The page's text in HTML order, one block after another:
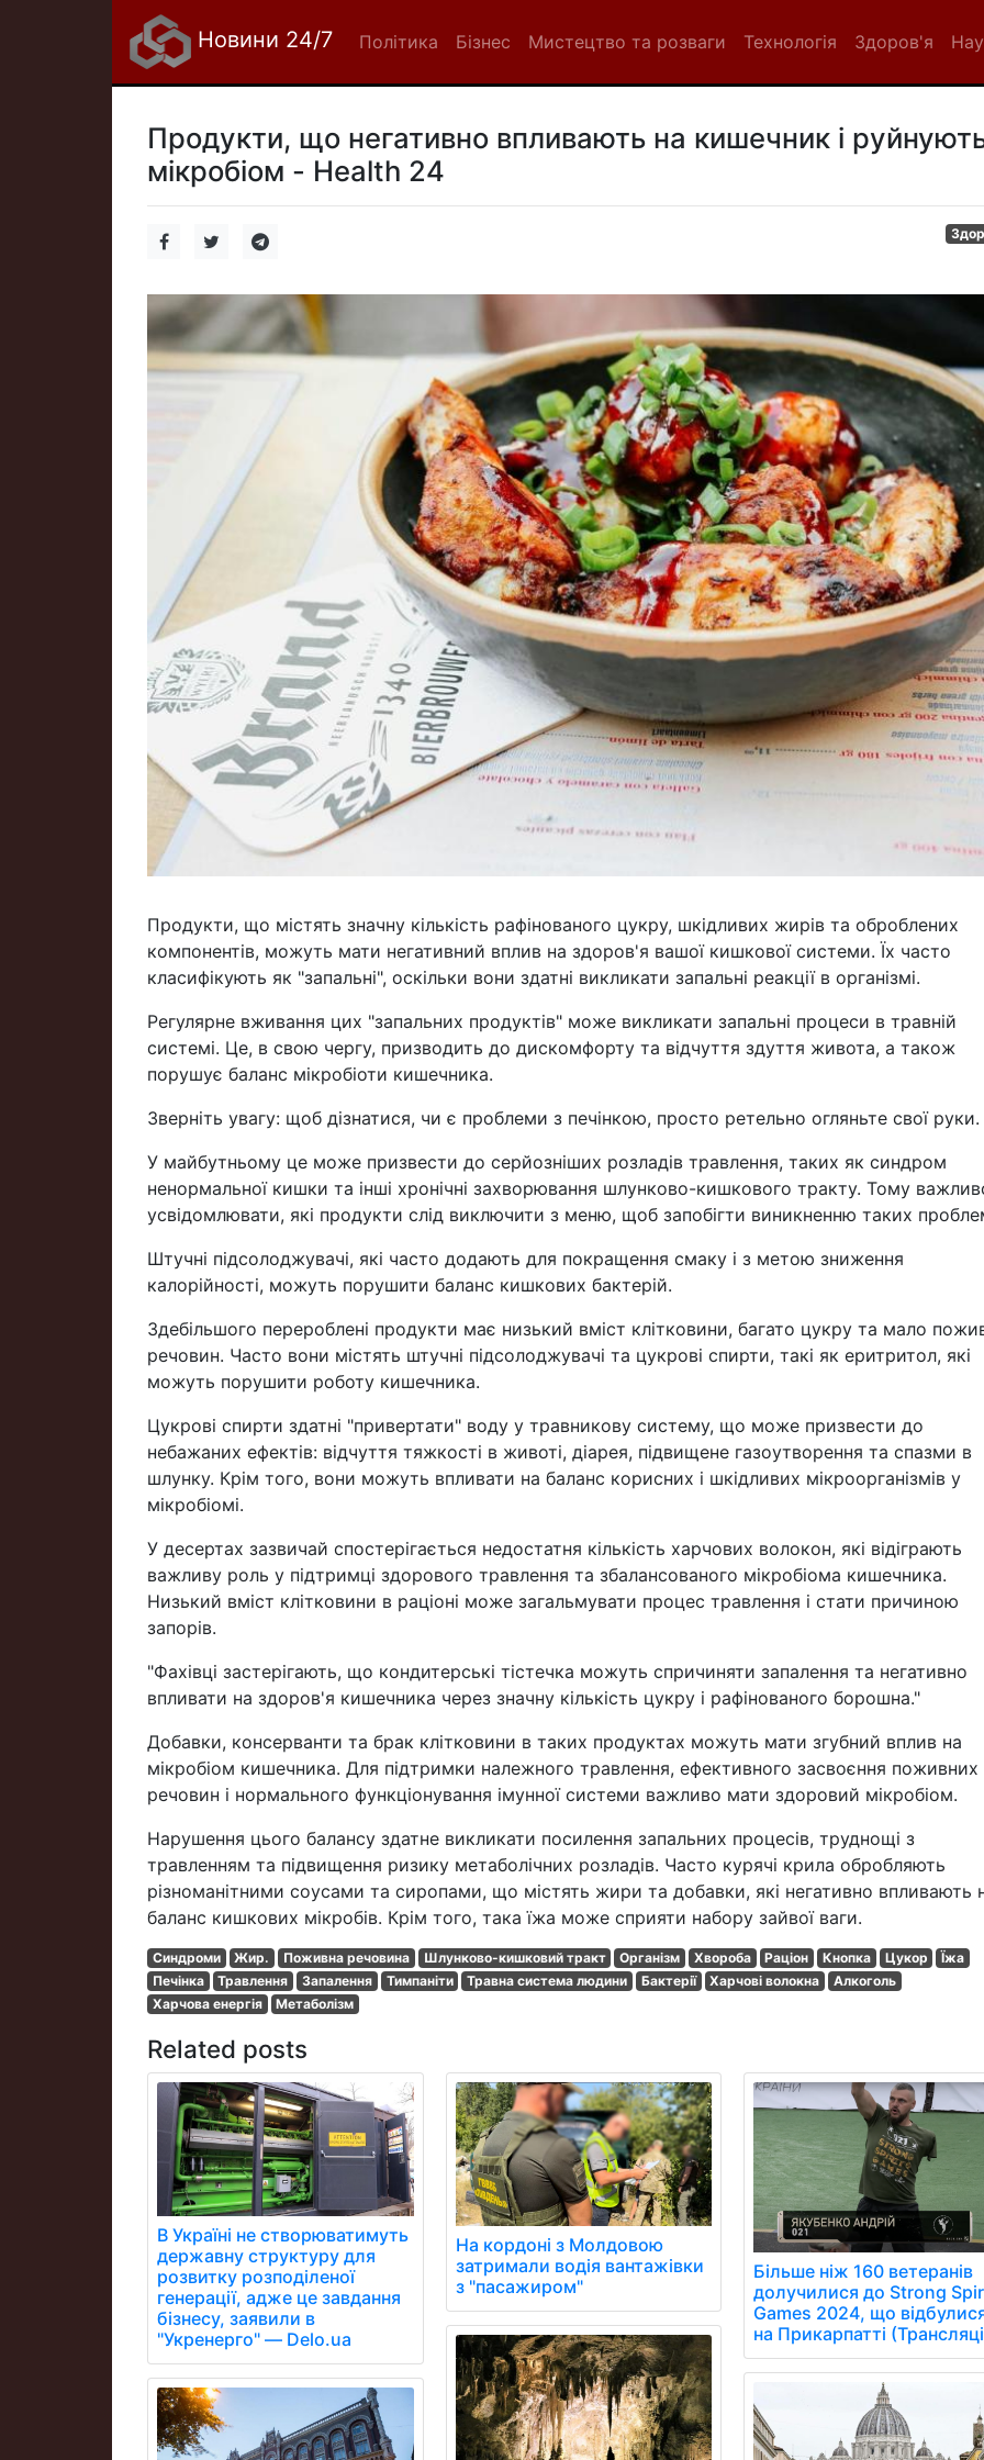
Новини 24/7 Політика Бізнес Мистецтво та розваги Технологія Здоров'я
Продукти, що негативно впливають на кишечник і
мікробіом - Health 24
Продукти, що містять значну кількість рафінованого цукру, шкідливих жирів та оброблених
компонентів, можуть мати негативний вплив на здоров'я вашої кишкової системи. Їх часто
класифікують як "запальні", оскільки вони здатні викликати запальні реакції в організмі.
Регулярне вживання цих "запальних продуктів" може викликати запальні процеси в травній
системі. Це, в свою чергу, призводить до дискомфорту та відчуття здуття живота, а також
порушує баланс мікробіоти кишечника.
Зверніть увагу: щоб дізнатися, чи є проблеми з печінкою, просто ретельно огляньте свої руки.
У майбутньому це може призвести до серйозніших розладів травлення, таких як синдром
ненормальної кишки та інші хронічні захворювання шлунково-кишкового тракту. Тому
усвідомлювати, які продукти слід виключити з меню, щоб запобігти виникненню таких
Штучні підсолоджувачі, які часто додають для покращення смаку і з метою зниження
калорійності, можуть порушити баланс кишкових бактерій.
Здебільшого перероблені продукти має низький вміст клітковини, багато цукру та мало
речовин. Часто вони містять штучні підсолоджувачі та цукрові спирти, такі як еритритол, які
можуть порушити роботу кишечника.
Цукрові спирти здатні "привертати" воду у травникову систему, що може призвести до
небажаних ефектів: відчуття тяжкості в животі, діарея, підвищене газоутворення та спазми в
шлунку. Крім того, вони можуть впливати на баланс корисних і шкідливих мікроорганізмів у
мікробіомі.
У десертах зазвичай спостерігається недостатня кількість харчових волокон, які відіграють
важливу роль у підтримці здорового травлення та збалансованого мікробіома кишечника.
Низький вміст клітковини в раціоні може загальмувати процес травлення і стати причиною
запорів.
"Фахівці застерігають, що кондитерські тістечка можуть спричиняти запалення та негативно
впливати на здоров'я кишечника через значну кількість цукру і рафінованого борошна."
Добавки, консерванти та брак клітковини в таких продуктах можуть мати згубний вплив на
мікробіом кишечника. Для підтримки належного травлення, ефективного засвоєння поживних
речовин і нормального функціонування імунної системи важливо мати здоровий мікробіом.
Нарушення цього балансу здатне викликати посилення запальних процесів, труднощі з
травленням та підвищення ризику метаболічних розладів. Часто курячі крила обробляють
різноманітними соусами та сиропами, що містять жири та добавки, які негативно впливають
баланс кишкових мікробів. Крім того, така їжа може сприяти набору зайвої ваги.
Синдроми Жир. Поживна речовина Шлунково-кишковий тракт Організм Хвороба Раціон Кнопка Цукор
Їжа
Печінка
Травлення Запалення Тимпаніти Травна система людини Бактерії Харчові волокна
Алкоголь
Харчова енергія
Метаболізм
Related posts
В Україні не створюватимуть
державну структуру для
розвитку розподіленої
генерації, адже це завдання
бізнесу, заявили в
"Укренерго" — Delo.ua
На кордоні з Молдовою
затримали водія вантажівки
з "пасажиром"
Більше ніж 160 ветеранів
долучилися до Strong
Games 2024, що
на Прикарпатті